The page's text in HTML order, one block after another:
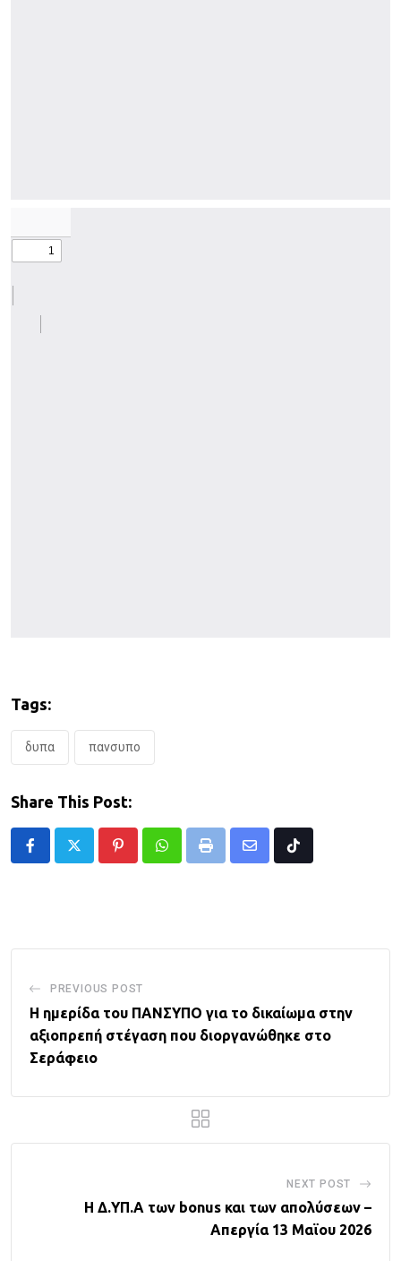
Tags:
δυπα πανσυπο
Share This Post:
PinterestWhatsappPrint
Share
Tiktok
PREVIOUS POST
Η ημερίδα του ΠΑΝΣΥΠΟ για το δικαίωμα στην
αξιοπρεπή στέγαση που διοργανώθηκε στο
Σεράφειο
NEXT POST
Η Δ.ΥΠ.Α των bonus και των απολύσεων –
Απεργία 13 Μαϊου 2026